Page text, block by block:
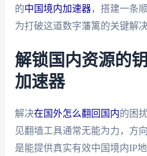
的中国境内加速器，搭建一条
为打破这道数字藩篱的关键解决
解锁国内资源的
加速器
解决在国外怎么翻回国内的困
见翻墙工具通常无能为力，方
是能提供真实有效中国境内IP